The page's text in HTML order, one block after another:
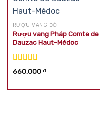
RƯỢU VANG ĐỎ
Rượu vang Pháp Comte de
Dauzac Haut-Médoc
Được xếp
660.000₫